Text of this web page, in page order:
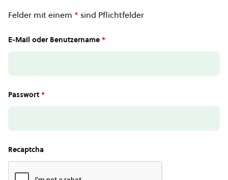
Felder mit einem * sind Pflichtfelder
E-Mail oder Benutzername *
Passwort *
Recaptcha